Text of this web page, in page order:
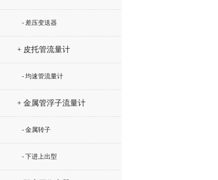
- 差压变送器
+ 皮托管流量计
- 均速管流量计
+ 金属管浮子流量计
- 金属转子
- 下进上出型